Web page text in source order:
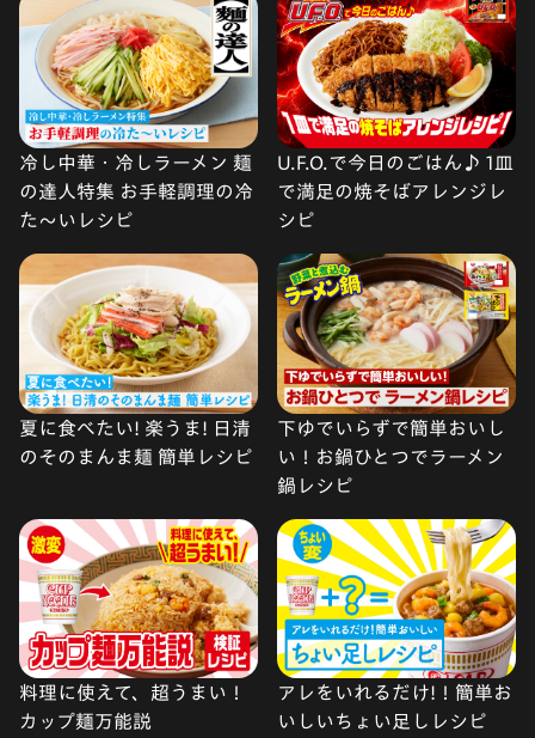
冷し中華・冷しラーメン 麺
の達人特集 お手軽調理の冷
た〜いレシピ
U.F.O.で今日のごはん♪ 1皿
で満足の焼そばアレンジレ
シピ
夏に食べたい! 楽うま! 日清
のそのまんま麺 簡単レシピ
下ゆでいらずで簡単おいし
い！お鍋ひとつでラーメン
鍋レシピ
料理に使えて、超うまい！
カップ麺万能説
アレをいれるだけ!！簡単お
いしいちょい足しレシピ